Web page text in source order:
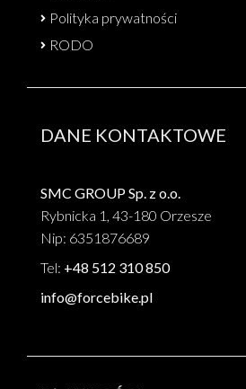
Polityka prywatności
RODO
DANE KONTAKTOWE
SMC GROUP Sp. z o.o.
Rybnicka 1, 43-180 Orzesze
Nip: 6351876689
Tel: +48 512 310 850
info@forcebike.pl